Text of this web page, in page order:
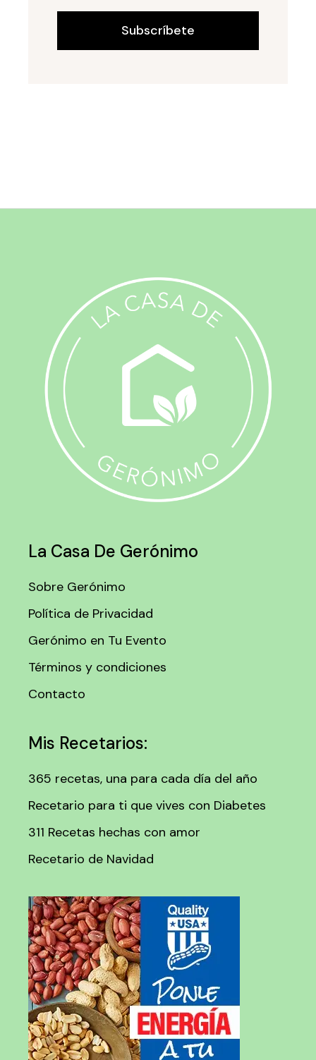
Subscríbete
La Casa De Gerónimo
Sobre Gerónimo
Política de Privacidad
Gerónimo en Tu Evento
Términos y condiciones
Contacto
Mis Recetarios:
365 recetas, una para cada día del año
Recetario para ti que vives con Diabetes
311 Recetas hechas con amor
Recetario de Navidad